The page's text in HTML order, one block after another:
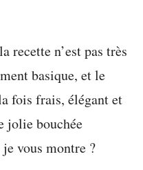
recette n’est pas très
basique, et le
fois frais, élégant et
jolie bouchée
vous montre ?